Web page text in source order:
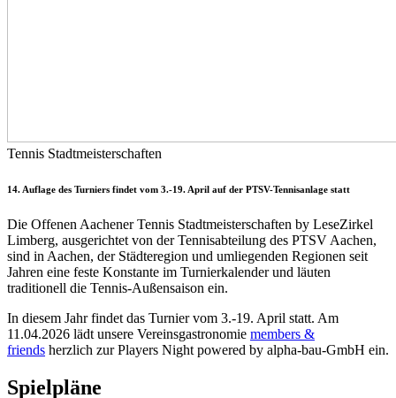
Tennis Stadtmeisterschaften
14. Auflage des Turniers findet vom 3.-19. April auf der PTSV-Tennisanlage statt
Die Offenen Aachener Tennis Stadtmeisterschaften by LeseZirkel
Limberg, ausgerichtet von der Tennisabteilung des PTSV Aachen,
sind in Aachen, der Städteregion und umliegenden Regionen seit
Jahren eine feste Konstante im Turnierkalender und läuten
traditionell die Tennis-Außensaison ein.
In diesem Jahr findet das Turnier vom 3.-19. April statt. Am
11.04.2026 lädt unsere Vereinsgastronomie members &
friends herzlich zur Players Night powered by alpha-bau-GmbH ein.
Spielpläne